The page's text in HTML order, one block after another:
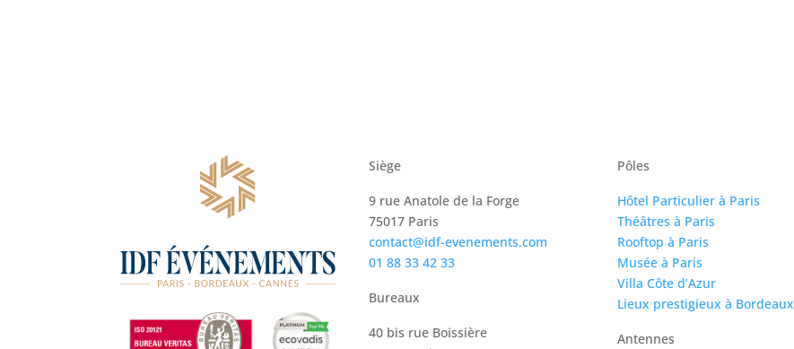
Siège
9 rue Anatole de la Forge
75017 Paris
contact@idf-evenements.com
01 88 33 42 33
Bureaux
40 bis rue Boissière
Pôles
Hôtel Particulier à Paris
Théâtres à Paris
Rooftop à Paris
Musée à Paris
Villa Côte d’Azur
Lieux prestigieux à Bordeaux
Antennes